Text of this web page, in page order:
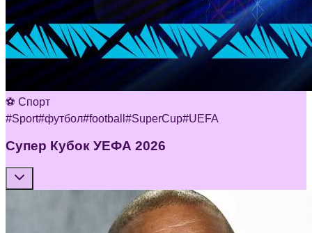
⚽ Спорт
#Sport#футбол#football #SuperCup#UEFA
Супер Кубок УЕФА 2026